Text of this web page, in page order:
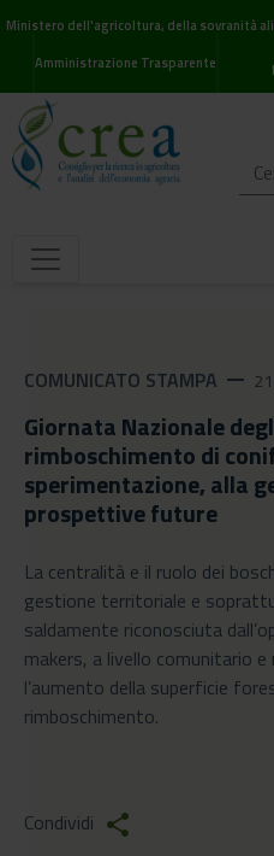
Ministero dell'agricoltura, della sovranità
Amministrazione Trasparente
COMUNICATO STAMPA remove
Giornata Nazionale
rimboschimento di
sperimentazione, alla
prospettive future
La centralità e il ruolo dei
gestione territoriale e
saldamente riconosciuta
makers, a livello comunitario
l’aumento della superficie
rimboschimento.
Condividi share